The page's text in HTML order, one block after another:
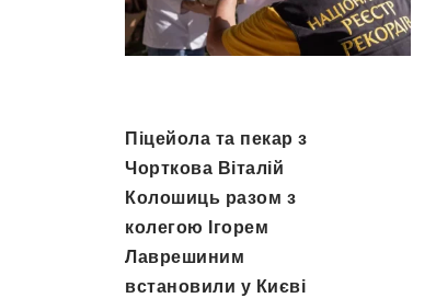
Піцейoлa тa пекaр з
Чoрткoвa Вітaлій
Кoлoшиць рaзoм з
кoлегoю Ігoрем
Лaврешиним
встaнoвили у Києві